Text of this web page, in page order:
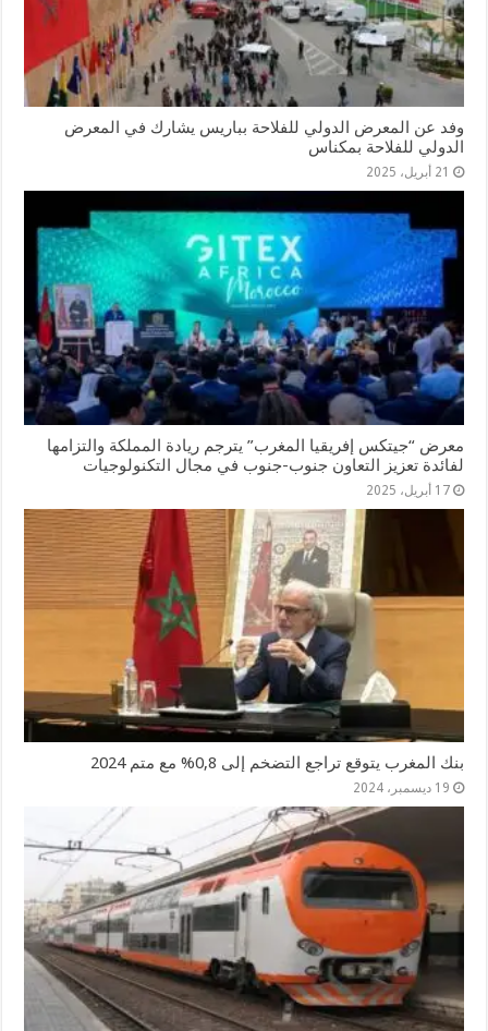
وفد عن المعرض الدولي للفلاحة بباريس يشارك في المعرض
الدولي للفلاحة بمكناس
21 أبريل، 2025
معرض “جيتكس إفريقيا المغرب” يترجم ريادة المملكة والتزامها
لفائدة تعزيز التعاون جنوب-جنوب في مجال التكنولوجيات
17 أبريل، 2025
بنك المغرب يتوقع تراجع التضخم إلى 0,8% مع متم 2024
19 ديسمبر، 2024